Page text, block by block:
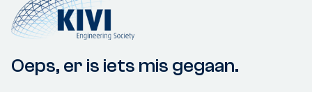
Oeps, er is iets mis gegaan.